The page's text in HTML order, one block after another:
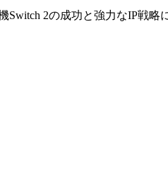
Switch 2の成功と強力なIP戦